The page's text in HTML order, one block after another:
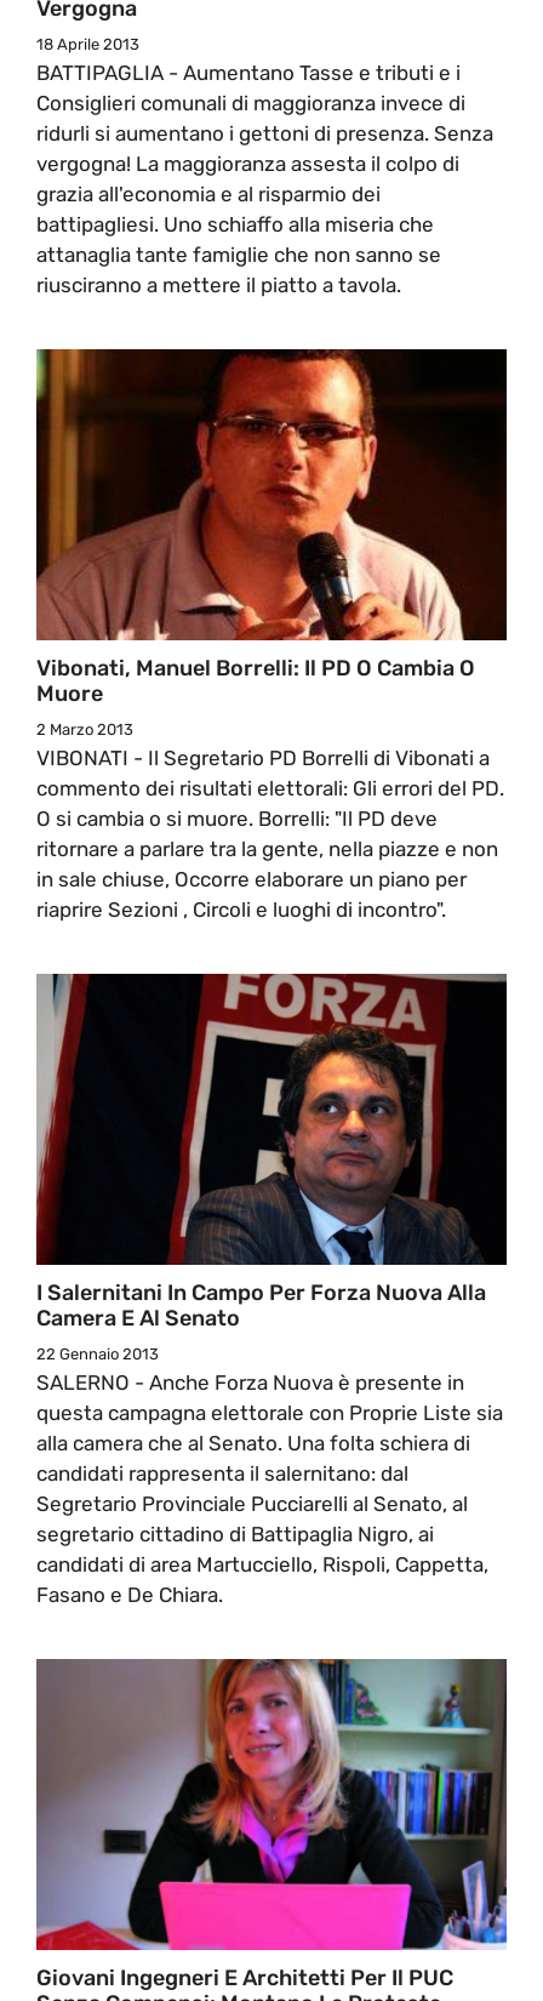
Vergogna
18 Aprile 2013
BATTIPAGLIA - Aumentano Tasse e tributi e i
Consiglieri comunali di maggioranza invece di
ridurli si aumentano i gettoni di presenza. Senza
vergogna! La maggioranza assesta il colpo di
grazia all'economia e al risparmio dei
battipagliesi. Uno schiaffo alla miseria che
attanaglia tante famiglie che non sanno se
riusciranno a mettere il piatto a tavola.
Vibonati, Manuel Borrelli: Il PD O Cambia O
Muore
2 Marzo 2013
VIBONATI - Il Segretario PD Borrelli di Vibonati a
commento dei risultati elettorali: Gli errori del PD.
O si cambia o si muore. Borrelli: "Il PD deve
ritornare a parlare tra la gente, nella piazze e non
in sale chiuse, Occorre elaborare un piano per
riaprire Sezioni , Circoli e luoghi di incontro".
I Salernitani In Campo Per Forza Nuova Alla
Camera E Al Senato
22 Gennaio 2013
SALERNO - Anche Forza Nuova è presente in
questa campagna elettorale con Proprie Liste sia
alla camera che al Senato. Una folta schiera di
candidati rappresenta il salernitano: dal
Segretario Provinciale Pucciarelli al Senato, al
segretario cittadino di Battipaglia Nigro, ai
candidati di area Martucciello, Rispoli, Cappetta,
Fasano e De Chiara.
Giovani Ingegneri E Architetti Per Il PUC